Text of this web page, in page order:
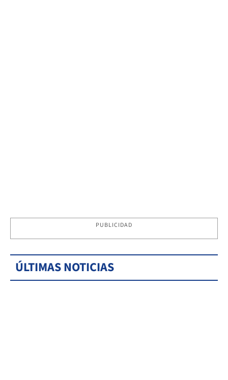
PUBLICIDAD
ÚLTIMAS NOTICIAS